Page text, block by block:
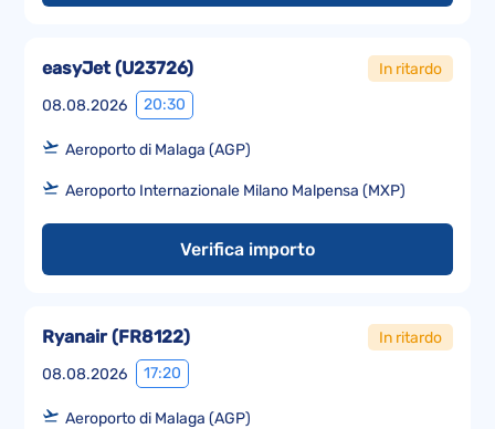
08.08.2026 20:30
easyJet(U23726) In ritardo
Aeroporto di Malaga (AGP)
Aeroporto Internazionale Milano Malpensa (MXP)
Verifica importo
08.08.2026 17:20
Ryanair(FR8122) In ritardo
Aeroporto di Malaga (AGP)